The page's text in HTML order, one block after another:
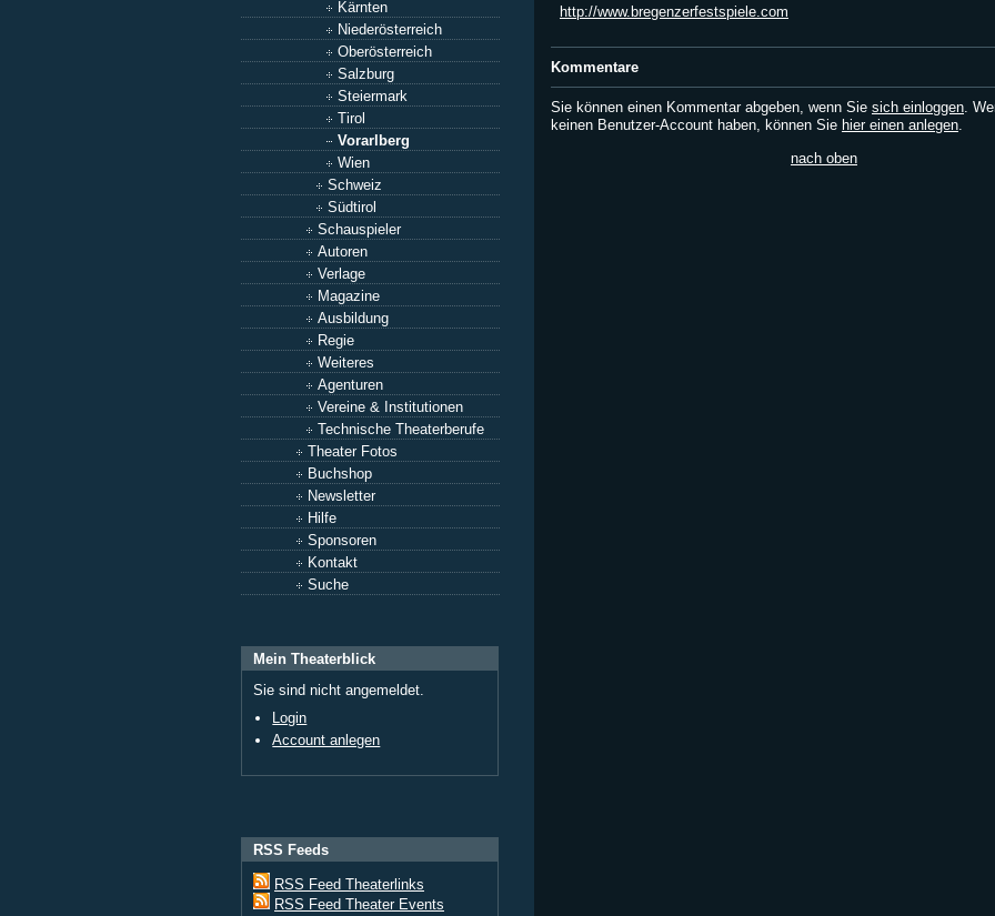
Kärnten
Niederösterreich
Oberösterreich
Salzburg
Steiermark
Tirol
Vorarlberg
Wien
Schweiz
Südtirol
Schauspieler
Autoren
Verlage
Magazine
Ausbildung
Regie
Weiteres
Agenturen
Vereine & Institutionen
Technische Theaterberufe
Theater Fotos
Buchshop
Newsletter
Hilfe
Sponsoren
Kontakt
Suche
Mein Theaterblick
Sie sind nicht angemeldet.
Login
Account anlegen
RSS Feeds
RSS Feed Theaterlinks
RSS Feed Theater Events
http://www.bregenzerfestspiele.com
Kommentare
Sie können einen Kommentar abgeben, wenn Sie sich einloggen.
keinen Benutzer-Account haben, können Sie hier einen anlegen.
nach oben